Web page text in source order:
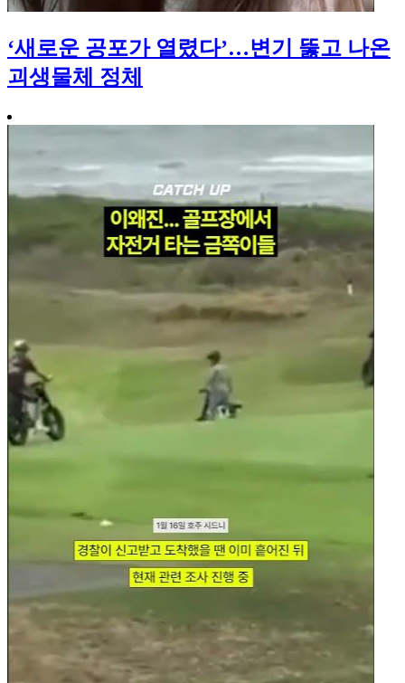
‘새로운 공포가 열렸다’…변기 뚫고 나온
괴생물체 정체